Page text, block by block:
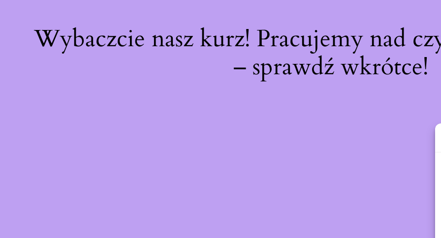
Wybaczcie nasz kurz! Pracujemy nad
– sprawdź wkrótce!